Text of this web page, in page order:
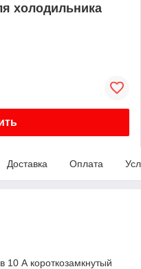
холодильника
Доставка Оплата
10 А короткозамкнутый